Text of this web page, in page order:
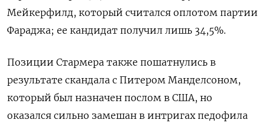
Мейкерфилд, который считался оплотом партии
Фараджа; ее кандидат получил лишь 34,5%.
Позиции Стармера также пошатнулись в
результате скандала с Питером Манделсоном,
который был назначен послом в США, но
оказался сильно замешан в интригах педофила